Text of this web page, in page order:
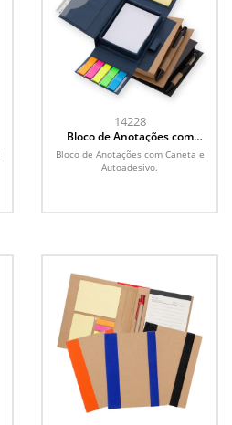
14228
Bloco de Anotações com
Caneta e Autoadesivo
Bloco de Anotações com Caneta e
Autoadesivo.